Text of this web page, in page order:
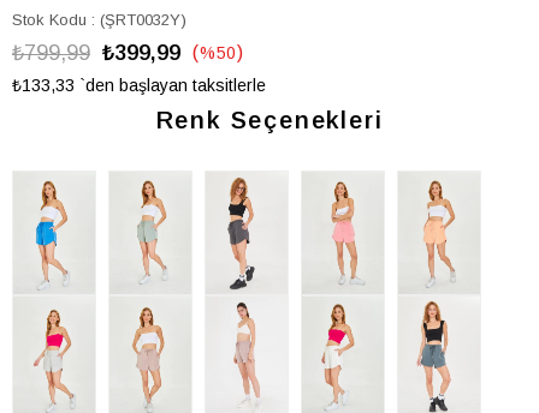
Stok Kodu (ŞRT0032Y)
₺799,99 ₺399,99 %50
İndirim
₺133,33 `den başlayan taksitlerle
Renk Seçenekleri